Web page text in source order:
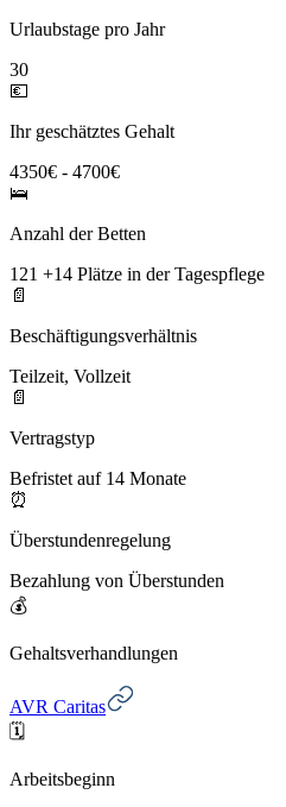
Urlaubstage pro Jahr
30
💶
Ihr geschätztes Gehalt
4350€ - 4700€
🛌
Anzahl der Betten
121 +14 Plätze in der Tagespflege
📄
Beschäftigungsverhältnis
Teilzeit, Vollzeit
📄
Vertragstyp
Befristet auf 14 Monate
⏰
Überstundenregelung
Bezahlung von Überstunden
💰
Gehaltsverhandlungen
AVR Caritas
🗓️
Arbeitsbeginn